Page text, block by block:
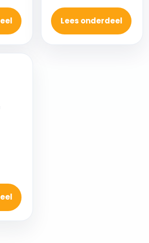
Lees onderdeel